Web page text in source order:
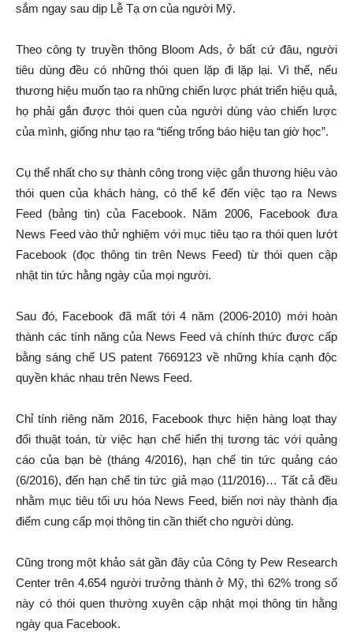
sắm ngay sau dịp Lễ Tạ ơn của người Mỹ.
Theo công ty truyền thông Bloom Ads, ở bất cứ đâu, người
tiêu dùng đều có những thói quen lặp đi lặp lại. Vì thế, nếu
thương hiệu muốn tạo ra những chiến lược phát triển hiệu quả,
họ phải gắn được thói quen của người dùng vào chiến lược
của mình, giống như tạo ra “tiếng trống báo hiệu tan giờ học”.
Cụ thể nhất cho sự thành công trong việc gắn thương hiệu vào
thói quen của khách hàng, có thể kể đến việc tạo ra News
Feed (bảng tin) của Facebook. Năm 2006, Facebook đưa
News Feed vào thử nghiệm với mục tiêu tạo ra thói quen lướt
Facebook (đọc thông tin trên News Feed) từ thói quen cập
nhật tin tức hằng ngày của mọi người.
Sau đó, Facebook đã mất tới 4 năm (2006-2010) mới hoàn
thành các tính năng của News Feed và chính thức được cấp
bằng sáng chế US patent 7669123 về những khía cạnh độc
quyền khác nhau trên News Feed.
Chỉ tính riêng năm 2016, Facebook thực hiện hàng loạt thay
đổi thuật toán, từ việc hạn chế hiển thị tương tác với quảng
cáo của bạn bè (tháng 4/2016), hạn chế tin tức quảng cáo
(6/2016), đến hạn chế tin tức giả mạo (11/2016)… Tất cả đều
nhằm mục tiêu tối ưu hóa News Feed, biến nơi này thành địa
điểm cung cấp mọi thông tin cần thiết cho người dùng.
Cũng trong một khảo sát gần đây của Công ty Pew Research
Center trên 4.654 người trưởng thành ở Mỹ, thì 62% trong số
này có thói quen thường xuyên cập nhật mọi thông tin hằng
ngày qua Facebook.